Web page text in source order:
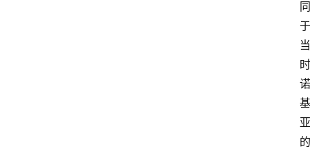
同
于
当
时
诺
基
亚
的